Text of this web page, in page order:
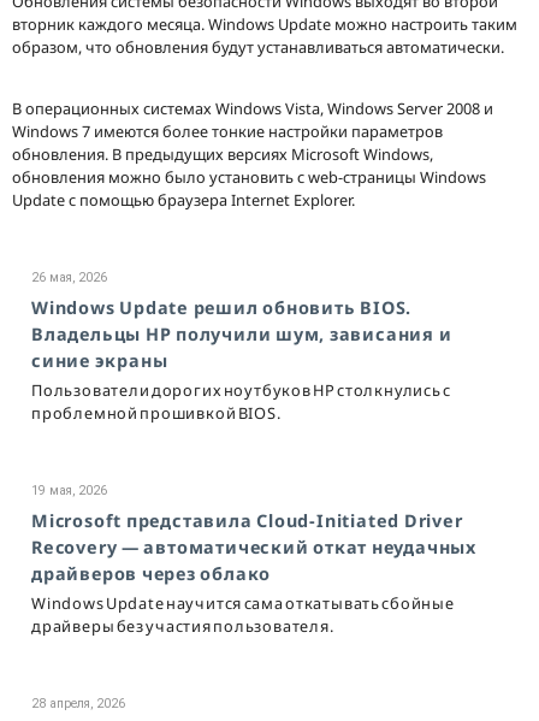
вторник каждого месяца. Windows Update можно настроить таким
образом, что обновления будут устанавливаться автоматически.
В операционных системах Windows Vista, Windows Server 2008 и
Windows 7 имеются более тонкие настройки параметров
обновления. В предыдущих версиях Microsoft Windows,
обновления можно было установить с web-страницы Windows
Update с помощью браузера Internet Explorer.
26 мая, 2026
Windows Update решил обновить BIOS.
Владельцы HP получили шум, зависания и
синие экраны
Пользователи дорогих ноутбуков HP столкнулись с
проблемной прошивкой BIOS.
19 мая, 2026
Microsoft представила Cloud-Initiated Driver
Recovery — автоматический откат неудачных
драйверов через облако
Windows Update научится сама откатывать сбойные
драйверы без участия пользователя.
28 апреля, 2026